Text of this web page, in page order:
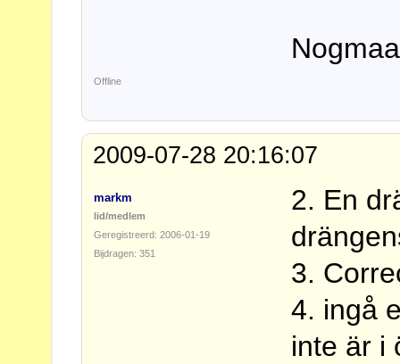
Offline
2009-07-28 20:16:07
markm
lid/medlem
Geregistreerd: 2006-01-19
Bijdragen: 351
2. En
3.
4. ingå
inte är i